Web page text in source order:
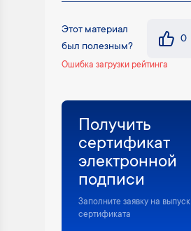
Этот материал
был полезным?
0
Ошибка загрузки рейтинга
Получить
сертификат
электронной
подписи
Заполните заявку на выпуск
сертификата